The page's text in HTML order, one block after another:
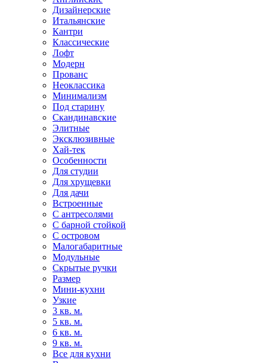
Дизайнерские
Итальянские
Кантри
Классические
Лофт
Модерн
Прованс
Неоклассика
Минимализм
Под старину
Скандинавские
Элитные
Эксклюзивные
Хай-тек
Особенности
Для студии
Для хрущевки
Для дачи
Встроенные
С антресолями
С барной стойкой
С островом
Малогабаритные
Модульные
Скрытые ручки
Размер
Мини-кухни
Узкие
3 кв. м.
5 кв. м.
6 кв. м.
9 кв. м.
Все для кухни